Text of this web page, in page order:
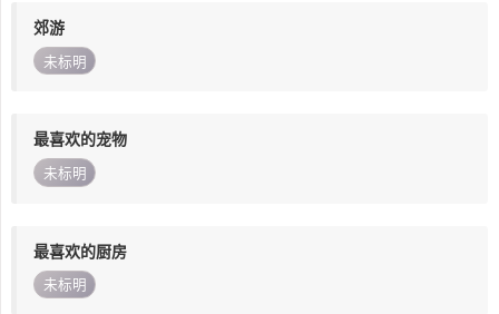
郊游
未标明
最喜欢的宠物
未标明
最喜欢的厨房
未标明